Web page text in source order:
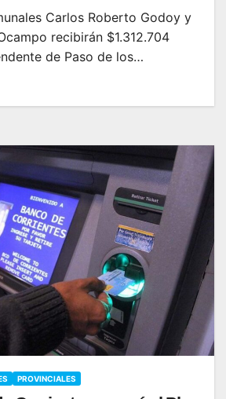
Carlos Roberto Godoy y
recibirán $1.312.704
de Paso de los…
PROVINCIALES